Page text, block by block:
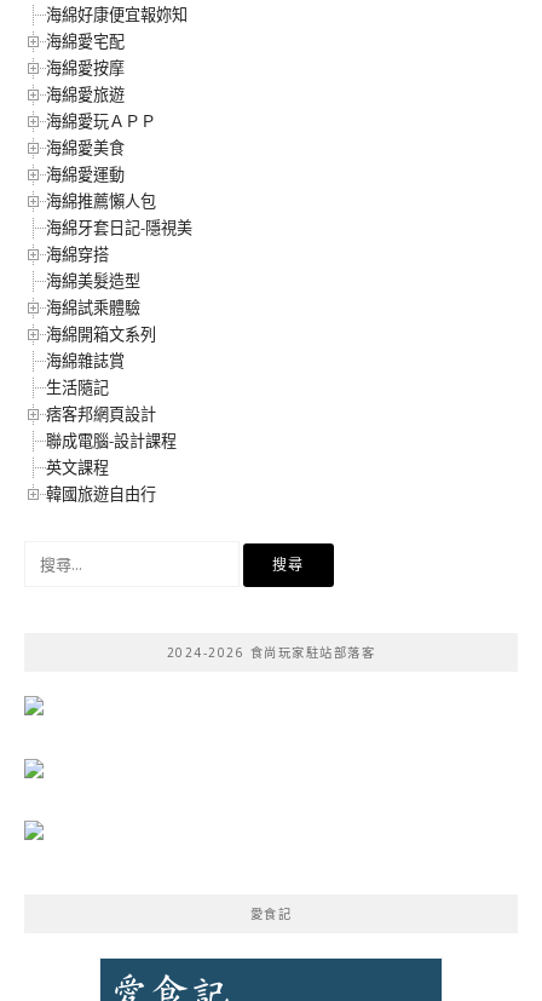
海綿好康便宜報妳知
海綿愛宅配
海綿愛按摩
海綿愛旅遊
海綿愛玩ＡＰＰ
海綿愛美食
海綿愛運動
海綿推薦懶人包
海綿牙套日記-隱視美
海綿穿搭
海綿美髮造型
海綿試乘體驗
海綿開箱文系列
海綿雜誌賞
生活隨記
痞客邦網頁設計
聯成電腦-設計課程
英文課程
韓國旅遊自由行
2024-2026 食尚玩家駐站部落客
愛食記